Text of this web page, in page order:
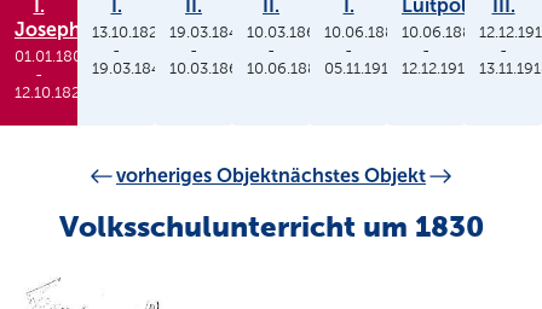
I.
Joseph
01.01.1806
-
12.10.1825
I.
13.10.1825
-
19.03.1848
II.
19.03.1848
-
10.03.1864
II.
10.03.1864
-
10.06.1886
I.
10.06.1886
-
05.11.1913
Luitpold
10.06.1886
-
12.12.1912
III.
-
vorheriges Objektnächstes Objekt
Volksschulunterricht um 1830